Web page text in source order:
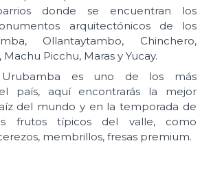
donde se encuentran los
arquitectónicos de los
Ollantaytambo, Chinchero,
Picchu, Maras y Yucay.
es uno de los más
país, aquí encontrarás la mejor
del mundo y en la temporada de
frutos típicos del valle, como
membrillos, fresas premium.